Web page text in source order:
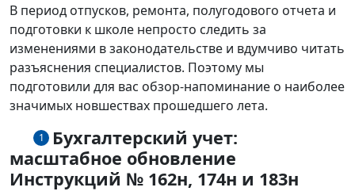
В период отпусков, ремонта, полугодового отчета и
подготовки к школе непросто следить за
изменениями в законодательстве и вдумчиво читать
разъяснения специалистов. Поэтому мы
подготовили для вас обзор-напоминание о наиболее
значимых новшествах прошедшего лета.
1
Бухгалтерский учет:
масштабное обновление
Инструкций № 162н, 174н и 183н